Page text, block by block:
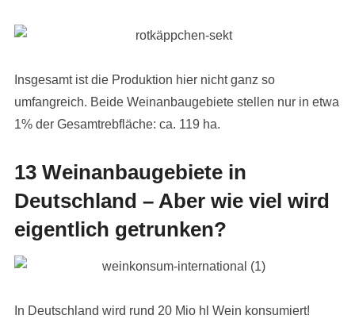
Insgesamt ist die Produktion hier nicht ganz so
umfangreich. Beide Weinanbaugebiete stellen nur in etwa
1% der Gesamtrebfläche: ca. 119 ha.
13 Weinanbaugebiete in
Deutschland – Aber wie viel wird
eigentlich getrunken?
In Deutschland wird rund 20 Mio hl Wein konsumiert!